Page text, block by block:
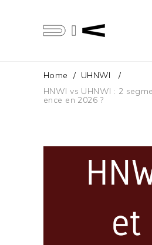
Home / UHNWI
/
HNWI vs UHNWI : 2
ence en 2026 ?